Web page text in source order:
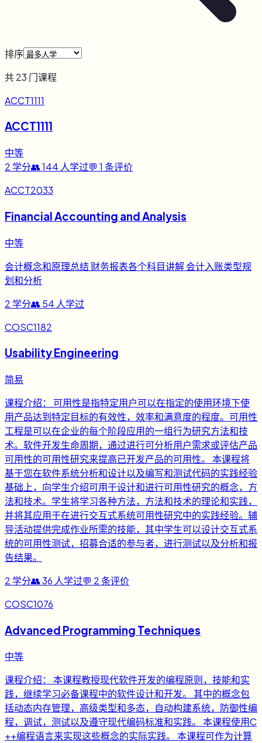
排序
共23 门课程
ACCT1111
ACCT1111
中等
2 学分👥144 人学过💬 1 条评价
ACCT2033
Financial Accounting and Analysis
中等
会计概念和原理总结 财务报表各个科目讲解 会计入账类型规
划和分析
2 学分👥 54 人学过
COSC1182
Usability Engineering
简易
课程介绍： 可用性是指特定用户可以在指定的使用环境下使
用产品达到特定目标的有效性，效率和满意度的程度。可用性
工程是可以在企业的每个阶段应用的一组行为研究方法和技
术。软件开发生命周期，通过进行可分析用户需求或评估产品
可用性的可用性研究来提高已开发产品的可用性。 本课程将
基于您在软件系统分析和设计以及编写和测试代码的实践经验
基础上，向学生介绍可用于设计和进行可用性研究的概念，方
法和技术。学生将学习各种方法，方法和技术的理论和实践，
并将其应用于在进行交互式系统可用性研究中的实践经验。辅
导活动提供完成作业所需的技能，其中学生可以设计交互式系
统的可用性测试，招募合适的参与者，进行测试以及分析和报
告结果。
2 学分👥36 人学过💬 2条评价
COSC1076
Advanced Programming Techniques
中等
课程介绍： 本课程教授现代软件开发的编程原则，技能和实
践，继续学习必备课程中的软件设计和开发。 其中的概念包
括动态内存管理，高级类型和多态，自动构建系统，防御性编
程，调试，测试以及遵守现代编码标准和实践。 本课程使用C
++编程语言来实现这些概念的实际实践。 本课程可作为计算